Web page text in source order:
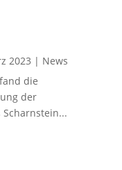
2023 | News
die
der